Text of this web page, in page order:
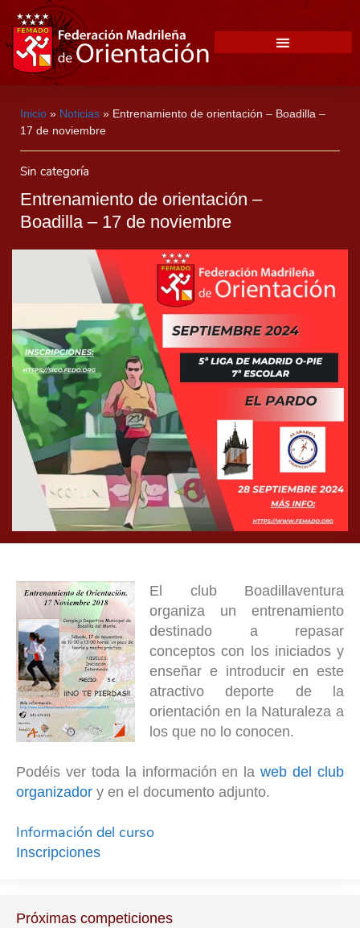
Inicio » Noticias » Entrenamiento de orientación – Boadilla –
17 de noviembre
Sin categoría
Entrenamiento de orientación –
Boadilla – 17 de noviembre
El club Boadillaventura
organiza un entrenamiento
destinado a repasar
conceptos con los iniciados y
enseñar e introducir en este
atractivo deporte de la
orientación en la Naturaleza a
los que no lo conocen.
Podéis ver toda la información en laweb del club
organizador y en el documento adjunto.
Información del curso
Inscripciones
Próximas competiciones